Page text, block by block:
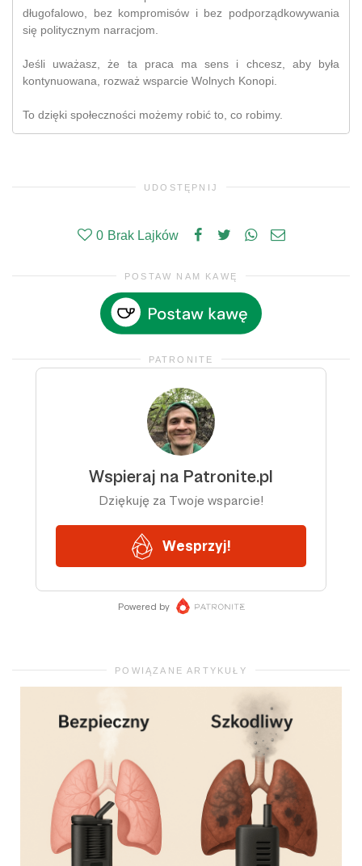
długofalowo, bez kompromisów i bez podporządkowywania
się politycznym narracjom.
Jeśli uważasz, że ta praca ma sens i chcesz, aby była
kontynuowana, rozważ wsparcie Wolnych Konopi.
To dzięki społeczności możemy robić to, co robimy.
UDOSTĘPNIJ
0 Brak Lajków
POSTAW NAM KAWĘ
PATRONITE
POWIĄZANE ARTYKUŁY